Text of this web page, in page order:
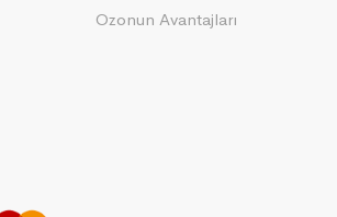
Ozonun Avantajları